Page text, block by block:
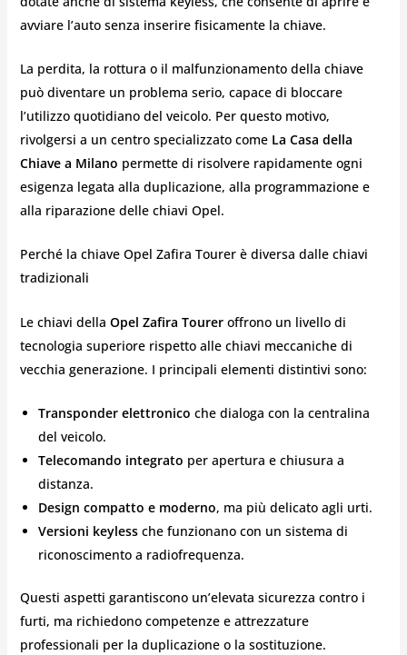
avviare l’auto senza inserire fisicamente la chiave.
La perdita, la rottura o il malfunzionamento della chiave
può diventare un problema serio, capace di bloccare
l’utilizzo quotidiano del veicolo. Per questo motivo,
rivolgersi a un centro specializzato come La Casa della
Chiave a Milano permette di risolvere rapidamente ogni
esigenza legata alla duplicazione, alla programmazione e
alla riparazione delle chiavi Opel.
Perché la chiave Opel Zafira Tourer è diversa dalle chiavi
tradizionali
Le chiavi della Opel Zafira Toureroffrono un livello di
tecnologia superiore rispetto alle chiavi meccaniche di
vecchia generazione. I principali elementi distintivi sono:
Transponder elettronico che dialoga con la centralina
del veicolo.
Telecomando integrato per apertura e chiusura a
distanza.
Design compatto e moderno, ma più delicato agli urti.
Versioni keylessche funzionano con un sistema di
riconoscimento a radiofrequenza.
Questi aspetti garantiscono un’elevata sicurezza contro i
furti, ma richiedono competenze e attrezzature
professionali per la duplicazione o la sostituzione.